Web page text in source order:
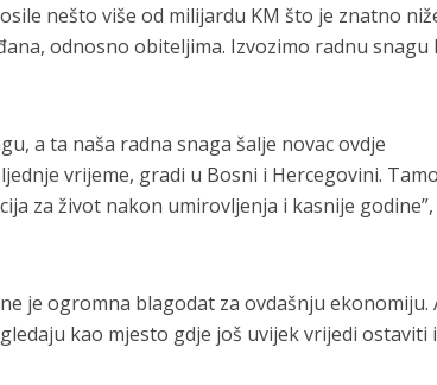
nešto više od milijardu KM što je znatno
odnosno obiteljima. Izvozimo radnu snagu
a ta naša radna snaga šalje novac ovdje
vrijeme, gradi u Bosni i Hercegovini.
za život nakon umirovljenja i kasnije
je ogromna blagodat za ovdašnju ekonomiju.
kao mjesto gdje još uvijek vrijedi ostaviti i